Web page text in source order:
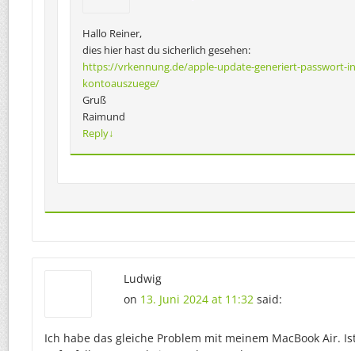
Hallo Reiner,
dies hier hast du sicherlich gesehen:
https://vrkennung.de/apple-update-generiert-passwort-
kontoauszuege/
Gruß
Raimund
Reply↓
Ludwig
on 13. Juni 2024 at 11:32 said:
Ich habe das gleiche Problem mit meinem MacBook Air.